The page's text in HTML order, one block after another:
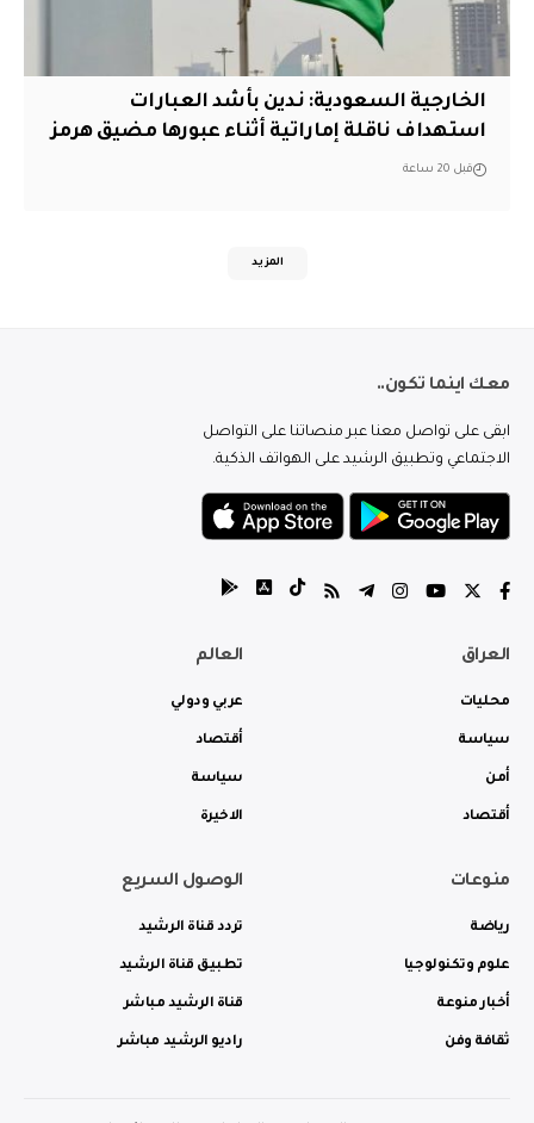
‏الخارجية السعودية: ندين بأشد العبارات
استهداف ناقلة إماراتية أثناء عبورها مضيق هرمز
قبل 20 ساعة
المزيد
معك اينما تكون..
ابقى على تواصل معنا عبر منصاتنا على التواصل
الاجتماعي وتطبيق الرشيد على الهواتف الذكية.
العراق
محليات
سياسة
أمن
أقتصاد
العالم
عربي ودولي
أقتصاد
سياسة
الاخيرة
منوعات
رياضة
علوم وتكنولوجيا
أخبار منوعة
ثقافة وفن
الوصول السريع
تردد قناة الرشيد
تطبيق قناة الرشيد
قناة الرشيد مباشر
راديو الرشيد مباشر